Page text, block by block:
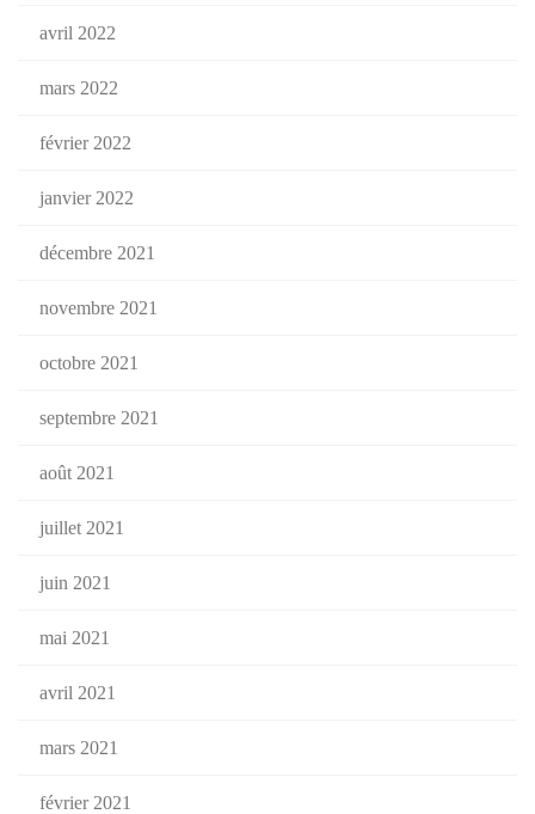
avril 2022
mars 2022
février 2022
janvier 2022
décembre 2021
novembre 2021
octobre 2021
septembre 2021
août 2021
juillet 2021
juin 2021
mai 2021
avril 2021
mars 2021
février 2021